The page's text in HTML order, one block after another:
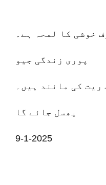
خوشی کا لمحہ ہے۔
پوری زندگی جیو
ریت کی مانند ہیں۔
پھسل جائے گا
9-1-2025